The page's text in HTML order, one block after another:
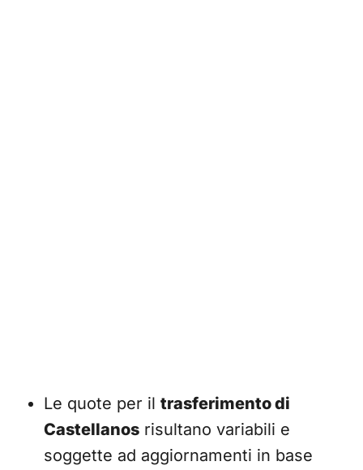
Le quote per il trasferimento di
Castellanos risultano variabili e
soggette ad aggiornamenti in base